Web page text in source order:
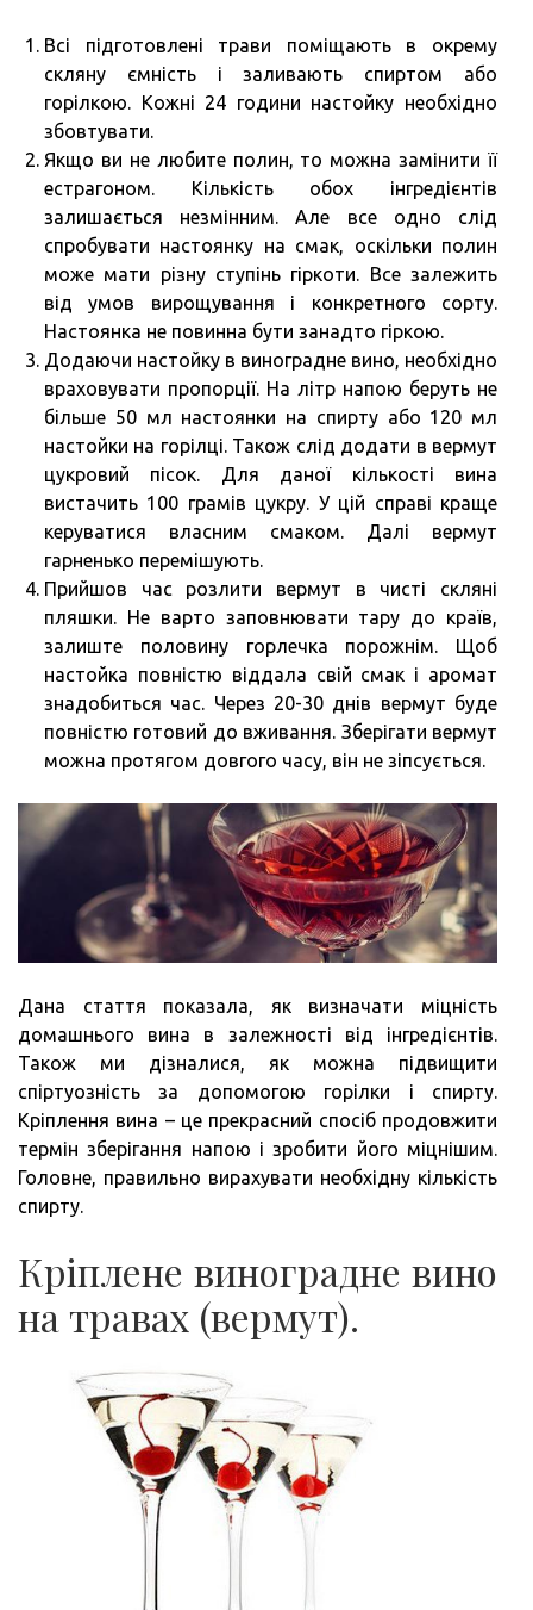
Всі підготовлені трави поміщають в окрему
скляну ємність і заливають спиртом або
горілкою. Кожні 24 години настойку необхідно
збовтувати.
Якщо ви не любите полин, то можна замінити її
естрагоном. Кількість обох інгредієнтів
залишається незмінним. Але все одно слід
спробувати настоянку на смак, оскільки полин
може мати різну ступінь гіркоти. Все залежить
від умов вирощування і конкретного сорту.
Настоянка не повинна бути занадто гіркою.
Додаючи настойку в виноградне вино, необхідно
враховувати пропорції. На літр напою беруть не
більше 50 мл настоянки на спирту або 120 мл
настойки на горілці. Також слід додати в вермут
цукровий пісок. Для даної кількості вина
вистачить 100 грамів цукру. У цій справі краще
керуватися власним смаком. Далі вермут
гарненько перемішують.
Прийшов час розлити вермут в чисті скляні
пляшки. Не варто заповнювати тару до країв,
залиште половину горлечка порожнім. Щоб
настойка повністю віддала свій смак і аромат
знадобиться час. Через 20-30 днів вермут буде
повністю готовий до вживання. Зберігати вермут
можна протягом довгого часу, він не зіпсується.
Дана стаття показала, як визначати міцність
домашнього вина в залежності від інгредієнтів.
Також ми дізналися, як можна підвищити
спіртуозність за допомогою горілки і спирту.
Кріплення вина – це прекрасний спосіб продовжити
термін зберігання напою і зробити його міцнішим.
Головне, правильно вирахувати необхідну кількість
спирту.
Кріплене виноградне вино
на травах (вермут).